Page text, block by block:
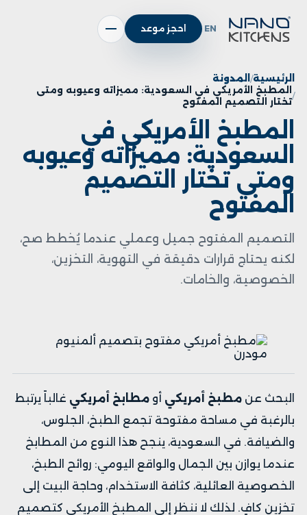
EN احجز موعد
الرئيسية
المدونة
المطبخ الأمريكي في السعودية: مميزاته وعيوبه ومتى
تختار التصميم المفتوح
المطبخ الأمريكي في
السعودية: مميزاته وعيوبه
ومتى تختار التصميم
المفتوح
التصميم المفتوح جميل وعملي عندما يُخطط صح،
لكنه يحتاج قرارات دقيقة في التهوية، التخزين،
الخصوصية، والخامات.
البحث عنمطبخ أمريكي أومطابخ أمريكي غالباً يرتبط
بالرغبة في مساحة مفتوحة تجمع الطبخ، الجلوس،
والضيافة. في السعودية، ينجح هذا النوع من المطابخ
عندما يوازن بين الجمال والواقع اليومي: روائح الطبخ،
الخصوصية العائلية، كثافة الاستخدام، وحاجة البيت إلى
تخزين كافٍ. لذلك لا ننظر إلى المطبخ الأمريكي كتصميم